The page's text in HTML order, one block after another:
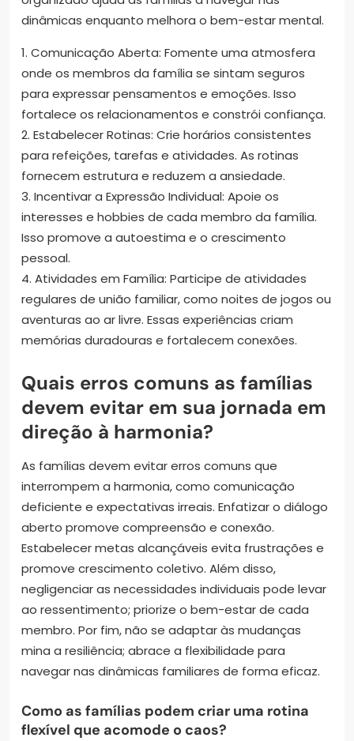
dinâmicas enquanto melhora o bem-estar mental.
1. Comunicação Aberta: Fomente uma atmosfera
onde os membros da família se sintam seguros
para expressar pensamentos e emoções. Isso
fortalece os relacionamentos e constrói confiança.
2. Estabelecer Rotinas: Crie horários consistentes
para refeições, tarefas e atividades. As rotinas
fornecem estrutura e reduzem a ansiedade.
3. Incentivar a Expressão Individual: Apoie os
interesses e hobbies de cada membro da família.
Isso promove a autoestima e o crescimento
pessoal.
4. Atividades em Família: Participe de atividades
regulares de união familiar, como noites de jogos ou
aventuras ao ar livre. Essas experiências criam
memórias duradouras e fortalecem conexões.
Quais erros comuns as famílias
devem evitar em sua jornada em
direção à harmonia?
As famílias devem evitar erros comuns que
interrompem a harmonia, como comunicação
deficiente e expectativas irreais. Enfatizar o diálogo
aberto promove compreensão e conexão.
Estabelecer metas alcançáveis evita frustrações e
promove crescimento coletivo. Além disso,
negligenciar as necessidades individuais pode levar
ao ressentimento; priorize o bem-estar de cada
membro. Por fim, não se adaptar às mudanças
mina a resiliência; abrace a flexibilidade para
navegar nas dinâmicas familiares de forma eficaz.
Como as famílias podem criar uma rotina
flexível que acomode o caos?